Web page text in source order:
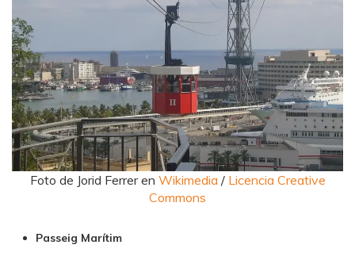
Foto de Jorid Ferrer en Wikimedia / Licencia Creative
Commons
Passeig Marítim